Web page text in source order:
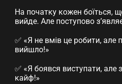
На початку кожен боїться,
вийде. Але поступово
✅ «Я не вмів це робити, але
вийшло!»
✅ «Я боявся виступати, але
кайф!»